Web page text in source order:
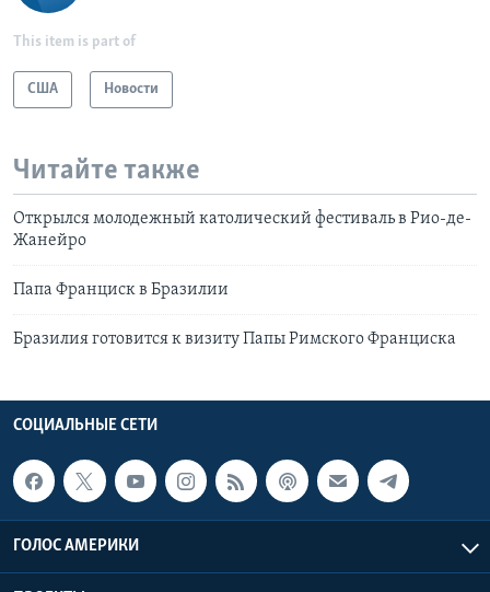
This item is part of
США Новости
Читайте также
Открылся молодежный католический фестиваль в Рио-де-
Жанейро
Папа Франциск в Бразилии
Бразилия готовится к визиту Папы Римского Франциска
СОЦИАЛЬНЫЕ СЕТИ
ГОЛОС АМЕРИКИ